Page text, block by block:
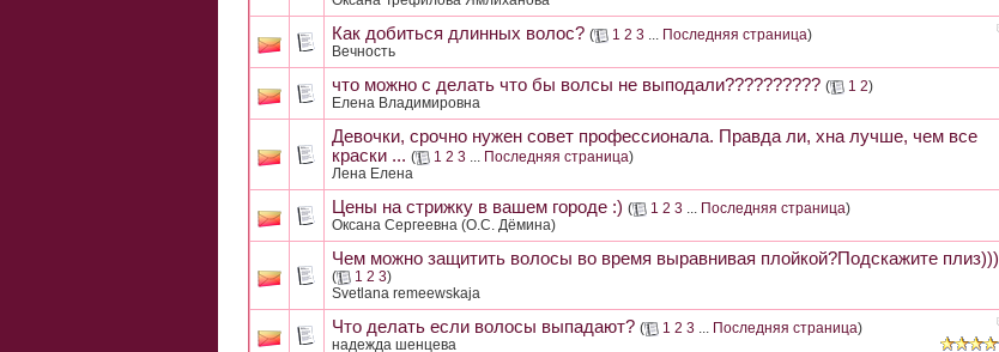
Как добиться длинных волос? ( 1 2 3 ... Последняя страница)
Вечность
что можно с делать что бы волсы не выподали?????????? ( 1 2)
Елена Владимировна
Девочки, срочно нужен совет профессионала. Правда ли, хна лучше, чем все
краски ... ( 1 2 3 ... Последняя страница)
Лена Елена
Цены на стрижку в вашем городе :) ( 1 2 3 ... Последняя страница)
Оксана Сергеевна (О.С. Дёмина)
Чем можно защитить волосы во время выравнивая плойкой?Подскажите плиз)))
( 1 2 3)
Svetlana remeewskaja
Что делать если волосы выпадают? ( 1 2 3 ... Последняя страница)
надежда шенцева